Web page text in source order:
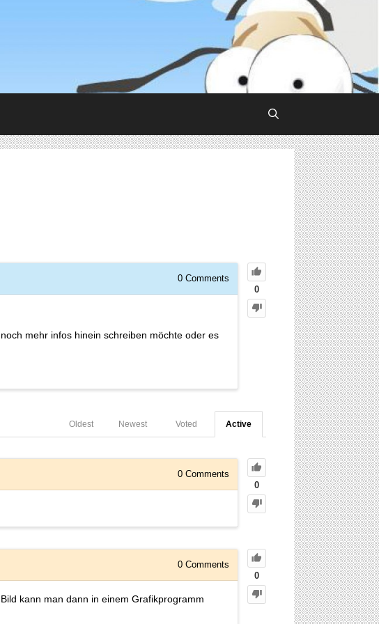
0
0 Comments
mehr infos hinein schreiben möchte oder es
Active
Voted
Newest
Oldest
0
0 Comments
0
0 Comments
kann man dann in einem Grafikprogramm